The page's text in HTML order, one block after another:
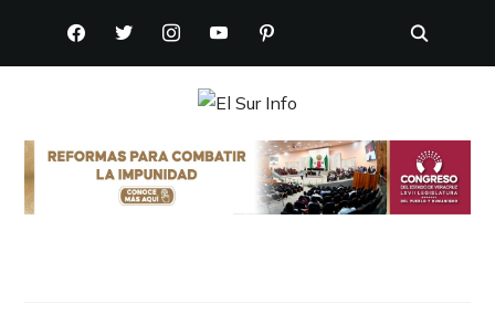
FACEBOOKTWITTERINSTAGRAMYOUTUBEPINTEREST